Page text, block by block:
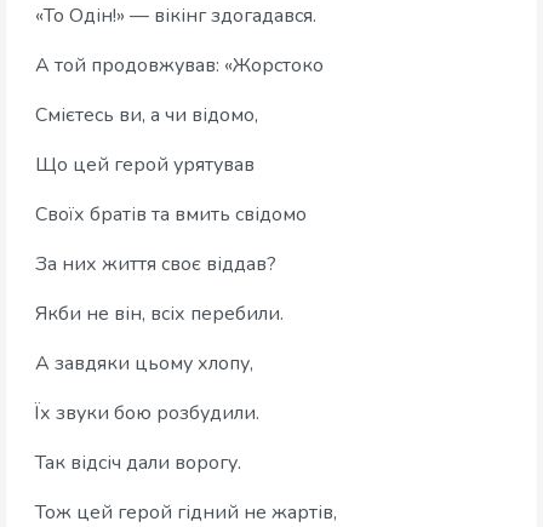
«То Одін!» — вікінг здогадався.
А той продовжував: «Жорстоко
Смієтесь ви, а чи відомо,
Що цей герой урятував
Своїх братів та вмить свідомо
За них життя своє віддав?
Якби не він, всіх перебили.
А завдяки цьому хлопу,
Їх звуки бою розбудили.
Так відсіч дали ворогу.
Тож цей герой гідний не жартів,